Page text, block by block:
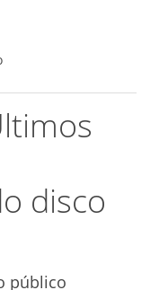
disco
público